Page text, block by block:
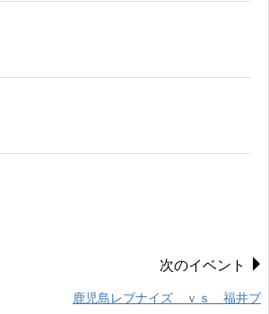
次のイベント
鹿児島レブナイズ ｖｓ 福井ブ